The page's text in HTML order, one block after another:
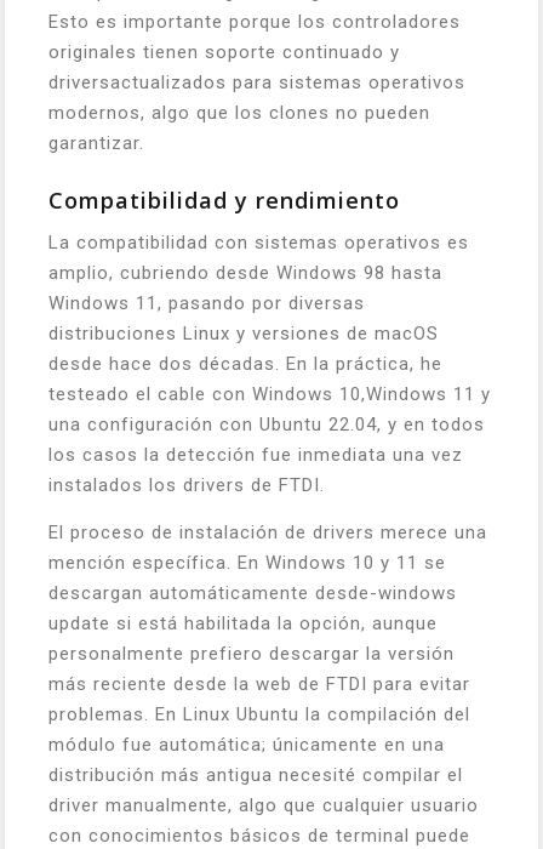
Esto es importante porque los controladores
originales tienen soporte continuado y
driversactualizados para sistemas operativos
modernos, algo que los clones no pueden
garantizar.
Compatibilidad y rendimiento
La compatibilidad con sistemas operativos es
amplio, cubriendo desde Windows 98 hasta
Windows 11, pasando por diversas
distribuciones Linux y versiones de macOS
desde hace dos décadas. En la práctica, he
testeado el cable con Windows 10,Windows 11 y
una configuración con Ubuntu 22.04, y en todos
los casos la detección fue inmediata una vez
instalados los drivers de FTDI.
El proceso de instalación de drivers merece una
mención específica. En Windows 10 y 11 se
descargan automáticamente desde-windows
update si está habilitada la opción, aunque
personalmente prefiero descargar la versión
más reciente desde la web de FTDI para evitar
problemas. En Linux Ubuntu la compilación del
módulo fue automática; únicamente en una
distribución más antigua necesité compilar el
driver manualmente, algo que cualquier usuario
con conocimientos básicos de terminal puede